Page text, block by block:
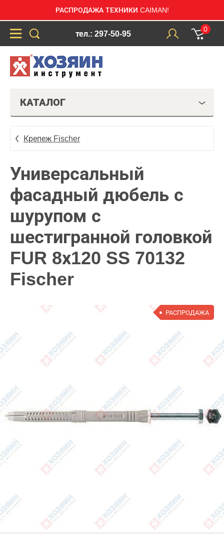
РАСПРОДАЖА ТЕХНИКИ CAIMAN!
тел.: 297-50-95
0
КАТАЛОГ
Крепеж Fischer
Универсальный
фасадный дюбель с
шурупом с
шестигранной головкой
FUR 8х120 SS 70132
Fischer
РАСПРОДАЖА